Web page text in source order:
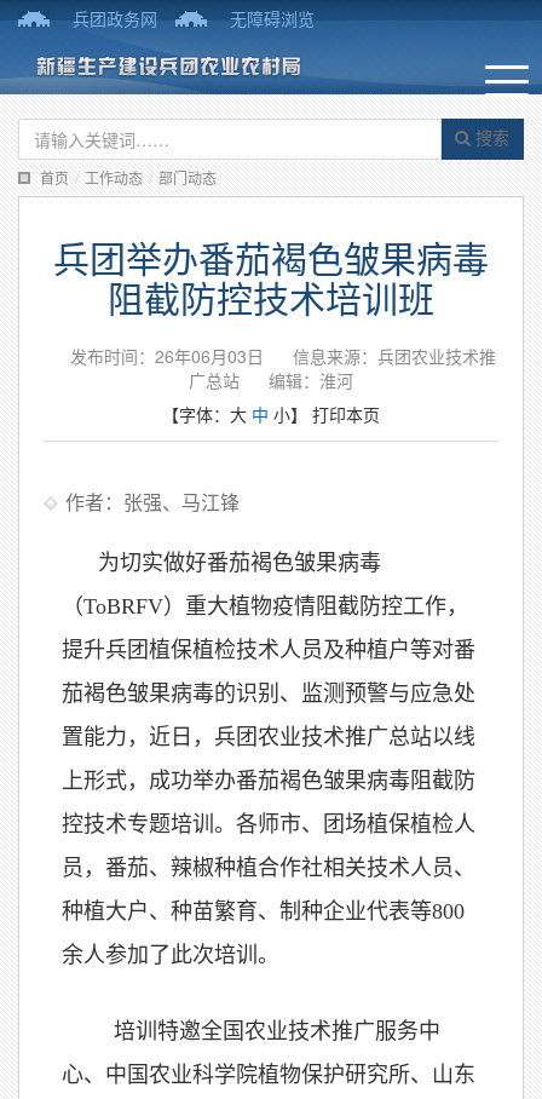
兵团政务网 无障碍浏览
搜索
首页 / 工作动态 / 部门动态
兵团举办番茄褐色皱果病毒
阻截防控技术培训班
发布时间：26年06月03日
信息来源：兵团农业技术推
广总站
编辑：淮河
【字体： 大 中 小】 打印本页
作者：张强、马江锋
为切实做好番茄褐色皱果病毒
（ToBRFV）重大植物疫情阻截防控工作，
提升兵团植保植检技术人员及种植户等对番
茄褐色皱果病毒的识别、监测预警与应急处
置能力，近日，兵团农业技术推广总站以线
上形式，成功举办番茄褐色皱果病毒阻截防
控技术专题培训。各师市、团场植保植检人
员，番茄、辣椒种植合作社相关技术人员、
种植大户、种苗繁育、制种企业代表等800
余人参加了此次培训。
培训特邀全国农业技术推广服务中
心、中国农业科学院植物保护研究所、山东